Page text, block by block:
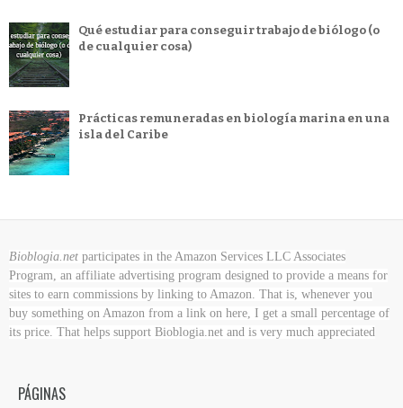
Qué estudiar para conseguir trabajo de biólogo (o
de cualquier cosa)
Prácticas remuneradas en biología marina en una
isla del Caribe
Bioblogia.net participates in the Amazon Services LLC Associates
Program, an affiliate advertising program designed to provide a means for
sites to earn commissions by linking to Amazon. That is, whenever you
buy something on Amazon from a link on here, I get a small percentage of
its price. That helps support Bioblogia.net and is very much appreciated
PÁGINAS